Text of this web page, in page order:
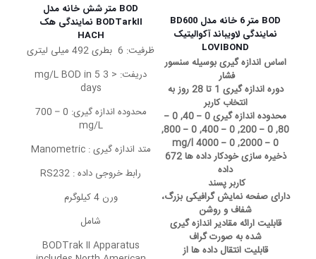
BOD متر 6 خانه مدل BD600
نمایندگی لاویباند آکوالیتیک
LOVIBOND
اساس اندازه گیری بوسیله سنسور
فشار
دوره اندازه گیری 1 تا 28 روز به
انتخاب کاربر
محدوده اندازه گیری 0 – 40, 0 –
80, 0 – 200, 0 – 400, 0 – 800,
0 – 2000, 0 – 4000 mg/l
ذخیره سازی خودکار داده ها 672
داده
کاربر پسند
دارای صفحه نمایش گرافیکی بزرگ،
شفاف و روشن
قابلیت ارائه مقادیر اندازه گیری
شده به صورت گراف
قابلیت انتقال داده ها از
BOD متر شش خانه مدل
BODTarkII نمایندگی هک
HACH
ظرفیت: 6 بطری 492 میلی لیتری
دریفت: < 3 mg/L BOD in 5
days
محدوده اندازه گیری: 0 – 700
mg/L
متد اندازه گیری : Manometric
رابط خروجی داده : RS232
ورن 4 کیلوگرم
شامل
BODTrak II Apparatus